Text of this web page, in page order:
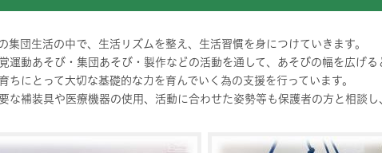
集団生活の中で、生活リズムを整え、生活習慣を身につけていきます。
運動あそび・集団あそび・製作などの活動を通して、あそびの幅を広げ
ちにとって大切な基礎的な力を育んでいく為の支援を行っています。
な補装具や医療機器の使用、活動に合わせた姿勢等も保護者の方と相談し